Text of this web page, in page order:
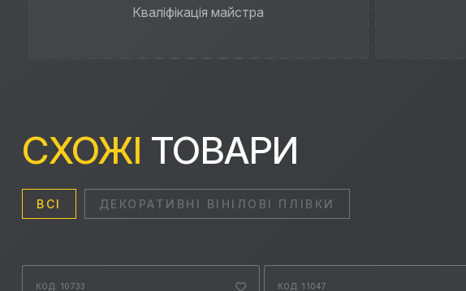
Кваліфікація майстра
СХОЖІ ТОВАРИ
ВСІ ДЕКОРАТИВНІ ВІНІЛОВІ ПЛІВКИ
КОД: 10733 КОД: 11047